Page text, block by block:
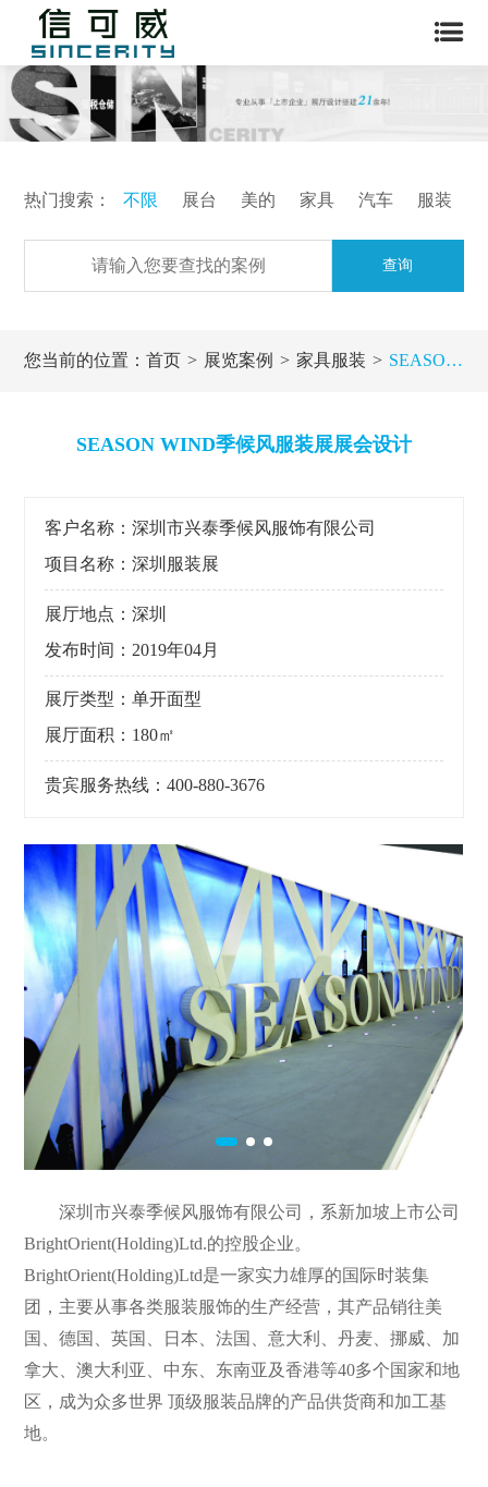
热门搜索： 不限 展台 美的 家具 汽车 服装
查询
您当前的位置：首页 展览案例 家具服装 SEASON WIND季候风服装展展会设计
SEASON WIND季候风服装展展会设计
客户名称：深圳市兴泰季候风服饰有限公司
项目名称：深圳服装展
展厅地点：深圳
发布时间：2019年04月
展厅类型：单开面型
展厅面积：180㎡
贵宾服务热线：400-880-3676
深圳市兴泰季候风服饰有限公司，系新加坡上市公司
BrightOrient(Holding)Ltd.的控股企业。
BrightOrient(Holding)Ltd是一家实力雄厚的国际时装集
团，主要从事各类服装服饰的生产经营，其产品销往美
国、德国、英国、日本、法国、意大利、丹麦、挪威、加
拿大、澳大利亚、中东、东南亚及香港等40多个国家和地
区，成为众多世界 顶级服装品牌的产品供货商和加工基
地。